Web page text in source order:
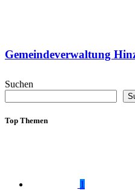
Gemeindeverwaltung
Suchen
Top Themen
1